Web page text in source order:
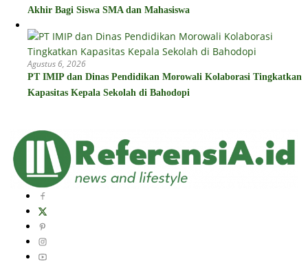
Akhir Bagi Siswa SMA dan Mahasiswa
Agustus 6, 2026
PT IMIP dan Dinas Pendidikan Morowali Kolaborasi Tingkatkan
Kapasitas Kepala Sekolah di Bahodopi